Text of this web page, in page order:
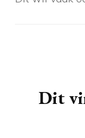
Dit